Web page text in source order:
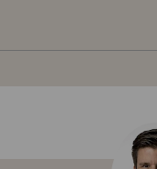
Bandscheibe
– Zervikale